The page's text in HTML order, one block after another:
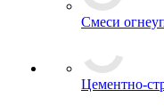
Смеси
Цементно-